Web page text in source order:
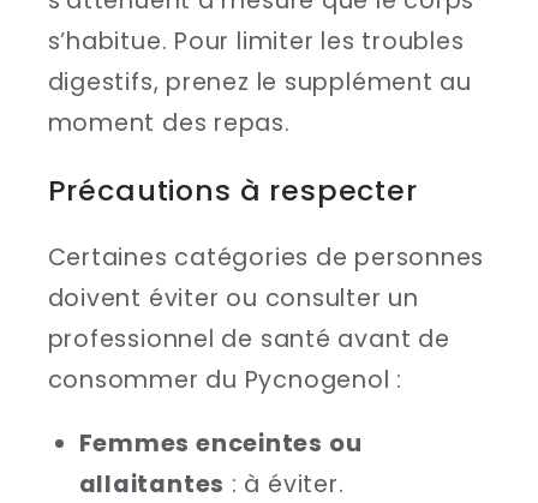
s’habitue. Pour limiter les troubles
digestifs, prenez le supplément au
moment des repas.
Précautions à respecter
Certaines catégories de personnes
doivent éviter ou consulter un
professionnel de santé avant de
consommer du Pycnogenol :
Femmes enceintes ou
allaitantes : à éviter.